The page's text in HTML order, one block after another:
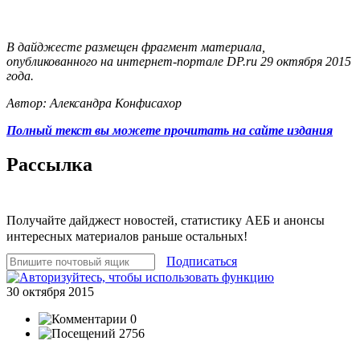
В дайджесте размещен фрагмент материала,
опубликованного на интернет-портале DP.ru 29 октября 2015
года.
Автор: Александра Конфисахор
Полный текст вы можете прочитать на сайте издания
Рассылка
Получайте дайджест новостей, статистику АЕБ и анонсы
интересных материалов раньше остальных!
Подписаться
30 октября 2015
0
2756